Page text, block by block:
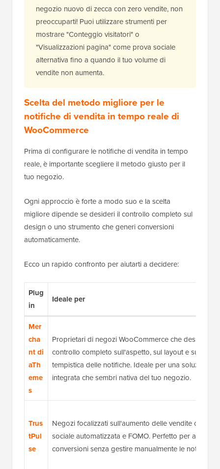
negozio nuovo di zecca con zero vendite, non
preoccuparti! Puoi utilizzare strumenti per
mostrare "Conteggio visitatori" o
"Visualizzazioni pagina" come prova sociale
alternativa fino a quando il tuo volume di
vendite non aumenta.
Scelta del metodo migliore per le
notifiche di vendita in tempo reale di
WooCommerce
Prima di configurare le notifiche di vendita in tempo
reale, è importante scegliere il metodo giusto per il
tuo negozio.
Ogni approccio è forte a modo suo e la scelta
migliore dipende se desideri il controllo completo sul
design o uno strumento che generi conversioni
automaticamente.
Ecco un rapido confronto per aiutarti a decidere:
Plug
in
Ideale per
Mer
cha
nt di
aTh
eme
s
Proprietari di negozi WooCommerce che
controllo completo sull'aspetto, sul layout e sulla
tempistica delle notifiche. Ideale per una soluzione
integrata che sembri nativa del tuo negozio.
Trus
tPul
se
Negozi focalizzati sull'aumento delle vendite con
sociale automatizzata e FOMO. Perfetto per
conversioni senza gestire manualmente le notifiche.